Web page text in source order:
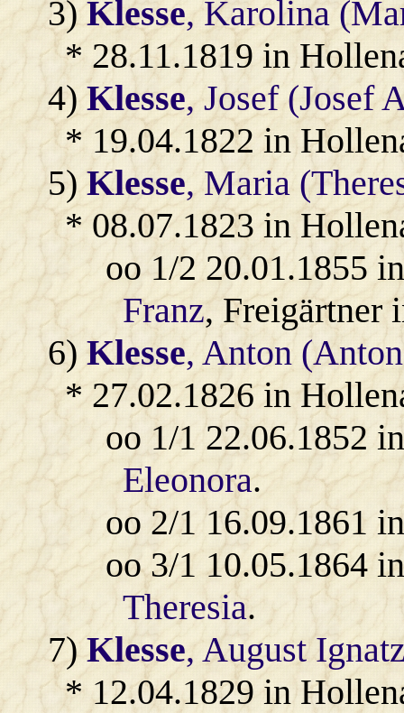
3)Klesse, Karolina
* 28.11.1819 in
4)Klesse, Josef (Josef
* 19.04.1822 in
5)Klesse, Maria
* 08.07.1823 in
oo 1/2 20.01.1855
Franz, Freigärtner
6)Klesse, Anton
* 27.02.1826 in
oo 1/1 22.06.1852
Eleonora.
oo 2/1 16.09.1861
oo 3/1 10.05.1864
Theresia.
7)Klesse, August
* 12.04.1829 in